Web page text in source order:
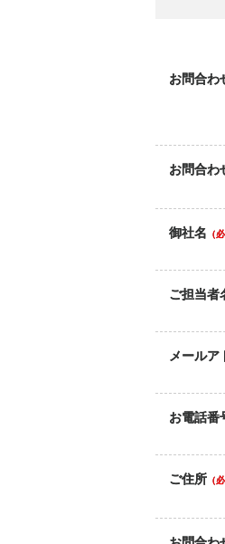
お問合わ
お問合わ
御社名 （
ご担当者
メールア
お電話番
ご住所 （